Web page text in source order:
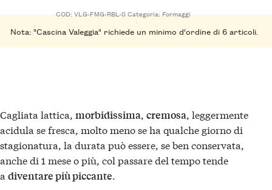
COD:VLG-FMG-RBL-0Categoria:Formaggi
Nota: "Cascina Valeggia" richiede un minimo d'ordine di 6 articoli.
Cagliata lattica, morbidissima, cremosa, leggermente
acidula se fresca, molto meno se ha qualche giorno di
stagionatura, la durata può essere, se ben conservata,
anche di 1 mese o più, col passare del tempo tende
a diventare più piccante.